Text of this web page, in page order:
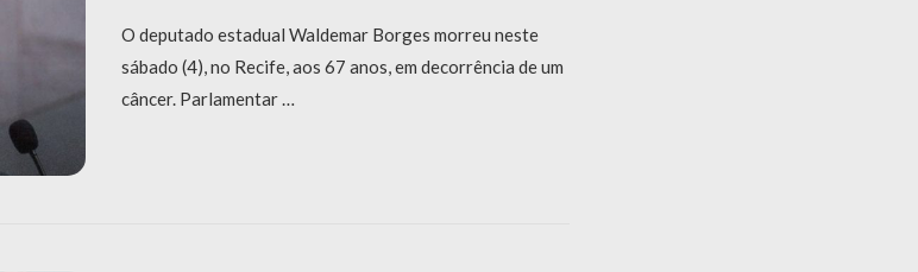
O deputado estadual Waldemar Borges morreu neste
sábado (4), no Recife, aos 67 anos, em decorrência de um
câncer. Parlamentar …